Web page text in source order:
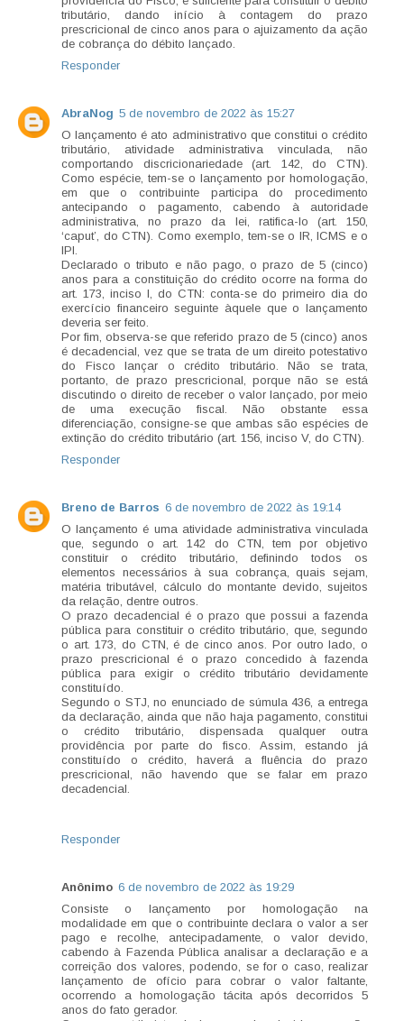
tributário, dando início à contagem do prazo
prescricional de cinco anos para o ajuizamento da ação
de cobrança do débito lançado.
Responder
AbraNog 5 de novembro de 2022 às 15:27
O lançamento é ato administrativo que constitui o crédito
tributário, atividade administrativa vinculada, não
comportando discricionariedade (art. 142, do CTN).
Como espécie, tem-se o lançamento por homologação,
em que o contribuinte participa do procedimento
antecipando o pagamento, cabendo à autoridade
administrativa, no prazo da lei, ratifica-lo (art. 150,
‘caput’, do CTN). Como exemplo, tem-se o IR, ICMS e o
IPI.
Declarado o tributo e não pago, o prazo de 5 (cinco)
anos para a constituição do crédito ocorre na forma do
art. 173, inciso I, do CTN: conta-se do primeiro dia do
exercício financeiro seguinte àquele que o lançamento
deveria ser feito.
Por fim, observa-se que referido prazo de 5 (cinco) anos
é decadencial, vez que se trata de um direito potestativo
do Fisco lançar o crédito tributário. Não se trata,
portanto, de prazo prescricional, porque não se está
discutindo o direito de receber o valor lançado, por meio
de uma execução fiscal. Não obstante essa
diferenciação, consigne-se que ambas são espécies de
extinção do crédito tributário (art. 156, inciso V, do CTN).
Responder
Breno de Barros 6 de novembro de 2022 às 19:14
O lançamento é uma atividade administrativa vinculada
que, segundo o art. 142 do CTN, tem por objetivo
constituir o crédito tributário, definindo todos os
elementos necessários à sua cobrança, quais sejam,
matéria tributável, cálculo do montante devido, sujeitos
da relação, dentre outros.
O prazo decadencial é o prazo que possui a fazenda
pública para constituir o crédito tributário, que, segundo
o art. 173, do CTN, é de cinco anos. Por outro lado, o
prazo prescricional é o prazo concedido à fazenda
pública para exigir o crédito tributário devidamente
constituído.
Segundo o STJ, no enunciado de súmula 436, a entrega
da declaração, ainda que não haja pagamento, constitui
o crédito tributário, dispensada qualquer outra
providência por parte do fisco. Assim, estando já
constituído o crédito, haverá a fluência do prazo
prescricional, não havendo que se falar em prazo
decadencial.
Responder
Anônimo 6 de novembro de 2022 às 19:29
Consiste o lançamento por homologação na
modalidade em que o contribuinte declara o valor a ser
pago e recolhe, antecipadamente, o valor devido,
cabendo à Fazenda Pública analisar a declaração e a
correição dos valores, podendo, se for o caso, realizar
lançamento de ofício para cobrar o valor faltante,
ocorrendo a homologação tácita após decorridos 5
anos do fato gerador.